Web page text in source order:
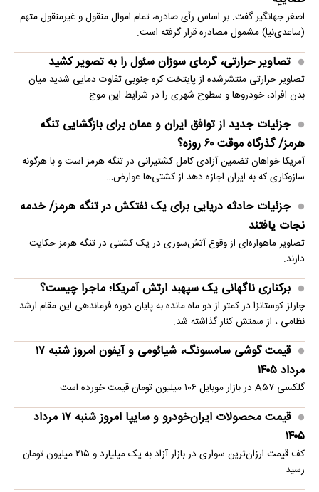
اصغر جهانگیر گفت: بر اساس رأی صادره، تمام اموال منقول و غیرمنقول متهم
(ساعدی‌نیا) مشمول مصادره قرار گرفته است.
تصاویر حرارتی، گرمای سوزان سئول را به تصویر کشید
تصاویر حرارتی منتشرشده از پایتخت کره جنوبی تفاوت دمایی شدید میان
بدن افراد، خودروها و سطوح شهری را در شرایط این موج…
جزئیات جدید از توافق ایران و عمان برای بازگشایی تنگه
هرمز/ گذرگاه موقت ۶۰ روزه؟
آمریکا خواهان تضمین آزادی کامل کشتیرانی در تنگه هرمز است و با هرگونه
سازوکاری که به ایران اجازه دهد از کشتی‌ها عوارض…
جزئیات حادثه دریایی برای یک نفتکش در تنگه هرمز/ خدمه
نجات یافتند
تصاویر ماهو‌اره‌ای از وقوع آتش‌سوزی در یک کشتی در تنگه هرمز حکایت
دارند.
برکناری ناگهانی یک سپهبد ارتش آمریکا؛ ماجرا چیست؟
چارلز کوستانزا در کمتر از دو ماه مانده به پایان دوره فرماندهی این مقام ارشد
نظامی ، از سمتش کنار گذاشته شد.
قیمت گوشی سامسونگ، شیائومی و آیفون امروز شنبه ۱۷
مرداد ۱۴۰۵
گلکسی A۵۷ در بازار موبایل ۱۰۶ میلیون تومان قیمت خورده است
قیمت محصولات ایران‌خودرو و سایپا امروز شنبه ۱۷ مرداد
۱۴۰۵
کف قیمت ارزان‌ترین سواری در بازار آزاد به یک میلیارد و ۲۱۵ میلیون تومان
رسید